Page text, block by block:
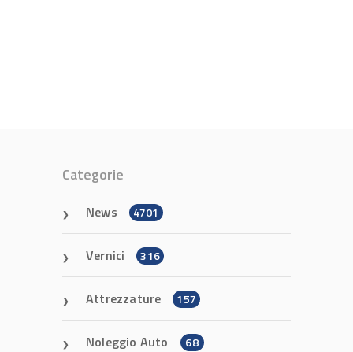
Categorie
News 4701
Vernici 316
Attrezzature 157
Noleggio Auto 68